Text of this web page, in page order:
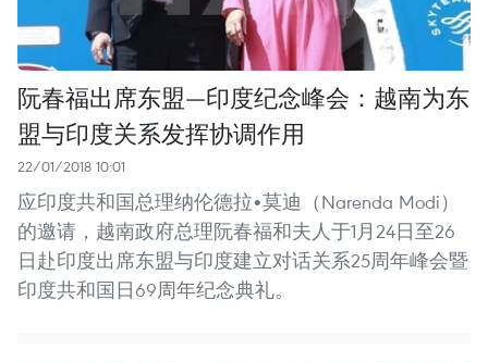
阮春福出席东盟—印度纪念峰会：越南为东
盟与印度关系发挥协调作用
22/01/2018 10:01
应印度共和国总理纳伦德拉•莫迪（Narenda Modi）
的邀请，越南政府总理阮春福和夫人于1月24日至26
日赴印度出席东盟与印度建立对话关系25周年峰会暨
印度共和国日69周年纪念典礼。